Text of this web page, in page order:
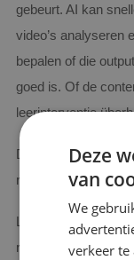
gebeurt. AI kan
video’s analyseren
bepalen of die
goed is. Of de
leerinterventie
De human in the
randvoorwaarde.
L&D’ers
regisseur. Van
Deze
van
We
verkeer te